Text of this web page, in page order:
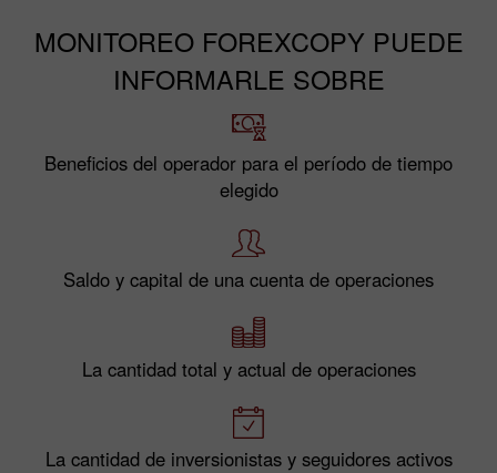
MONITOREO FOREXCOPY PUEDE
INFORMARLE SOBRE
Beneficios del operador para el período de tiempo
elegido
Saldo y capital de una cuenta de operaciones
La cantidad total y actual de operaciones
La cantidad de inversionistas y seguidores activos